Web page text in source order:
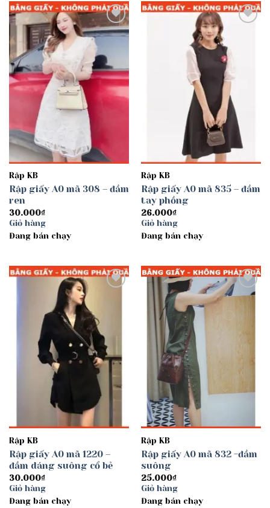
Add to
wishlist
Rập KB
Rập giấy A0 mã 308 – đầm
ren
30.000₫
Giỏ hàng
Đang bán chạy
Rập KB
Rập giấy A0 mã 835 – đầm
tay phồng
26.000₫
Giỏ hàng
Đang bán chạy
Rập KB
Rập giấy A0 mã 1220 –
đầm dáng suông cổ bẻ
30.000₫
Giỏ hàng
Đang bán chạy
Add to
wishlist
Rập KB
Rập giấy A0 mã 832 -đầm
suông
25.000₫
Giỏ hàng
Đang bán chạy